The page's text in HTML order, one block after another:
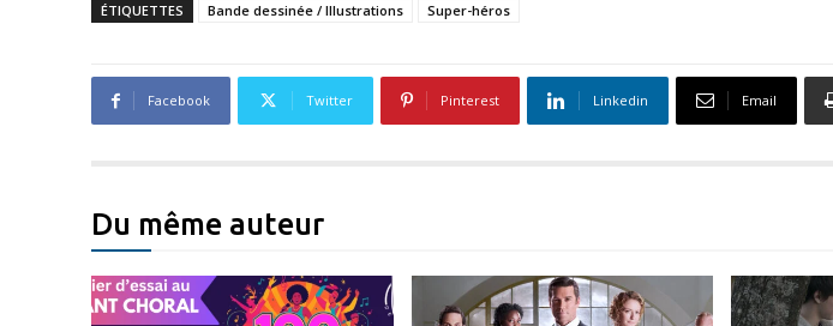
ÉTIQUETTES Bande dessinée / Illustrations Super-héros
Facebook Twitter Pinterest Linkedin Email
Du même auteur